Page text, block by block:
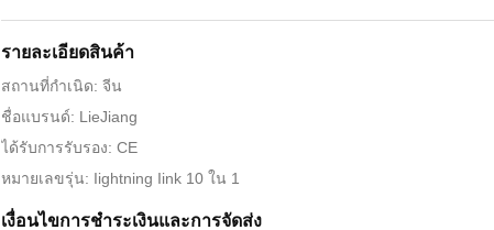
รายละเอียดสินค้า
สถานที่กำเนิด: จีน
ชื่อแบรนด์: LieJiang
ได้รับการรับรอง: CE
หมายเลขรุ่น: Iightning Iink 10 ใน 1
เงื่อนไขการชําระเงินและการจัดส่ง